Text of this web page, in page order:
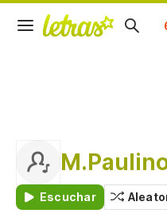
Escuchar